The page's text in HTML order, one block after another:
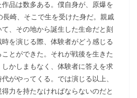
品は数多ある。僕自身が、原爆を
崎、そこで生を受けた身だ。親戚
、その地から誕生した生命だと刻
を演じる際、体験者がどう感じる
とができた。それが戦後を生きた
かしまもなく、体験者に答えを求
がやってくる。では演じる以上、
力を持たなければならないのだと